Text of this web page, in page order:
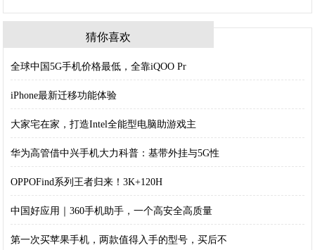
猜你喜欢
全球中国5G手机价格最低，全靠iQOO Pr
iPhone最新迁移功能体验
大家宅在家，打造Intel全能型电脑助游戏主
华为高管借中兴手机大力科普：基带外挂与5G性
OPPOFind系列王者归来！3K+120H
中国好应用｜360手机助手，一个高安全高质量
第一次买苹果手机，两款值得入手的型号，买后不